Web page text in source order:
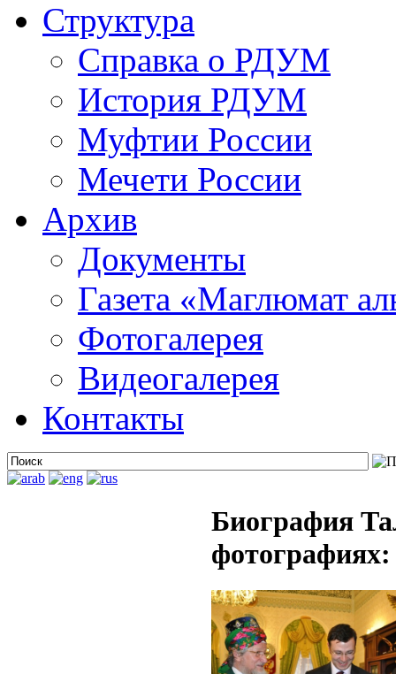
Структура
Справка о РДУМ
История РДУМ
Муфтии России
Мечети России
Архив
Документы
Газета «Маглюмат
Фотогалерея
Видеогалерея
Контакты
Биография
фотографиях: